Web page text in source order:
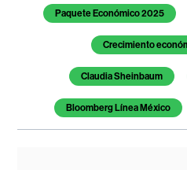
Temas de este artículo
Paquete Económico 2025
Crecimiento
Claudia Sheinbaum
Bloomberg Línea México